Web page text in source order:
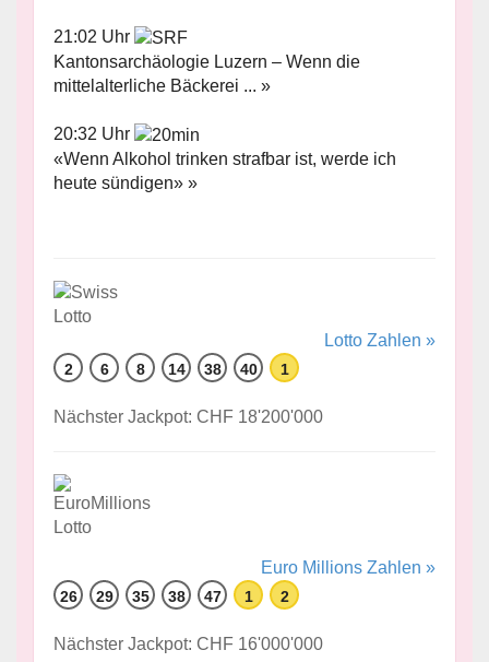
21:02 Uhr
Kantonsarchäologie Luzern – Wenn die
mittelalterliche Bäckerei ... »
20:32 Uhr
«Wenn Alkohol trinken strafbar ist, werde ich
heute sündigen» »
Lotto Zahlen »
2 6 8 14 38 40 1
Nächster Jackpot: CHF 18'200'000
Euro Millions Zahlen »
26 29 35 38 47 1 2
Nächster Jackpot: CHF 16'000'000